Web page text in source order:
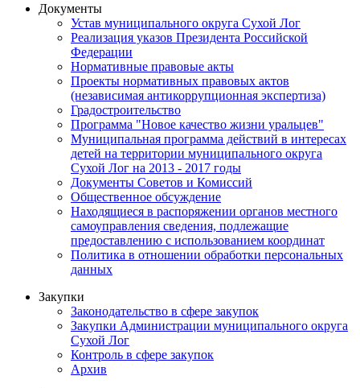
Документы
Устав муниципального округа Сухой Лог
Реализация указов Президента Российской
Федерации
Нормативные правовые акты
Проекты нормативных правовых актов
(независимая антикоррупционная экспертиза)
Градостроительство
Программа "Новое качество жизни уральцев"
Муниципальная программа действий в интересах
детей на территории муниципального округа
Сухой Лог на 2013 - 2017 годы
Документы Советов и Комиссий
Общественное обсуждение
Находящиеся в распоряжении органов местного
самоуправления сведения, подлежащие
предоставлению с использованием координат
Политика в отношении обработки персональных
данных
Закупки
Законодательство в сфере закупок
Закупки Администрации муниципального округа
Сухой Лог
Контроль в сфере закупок
Архив